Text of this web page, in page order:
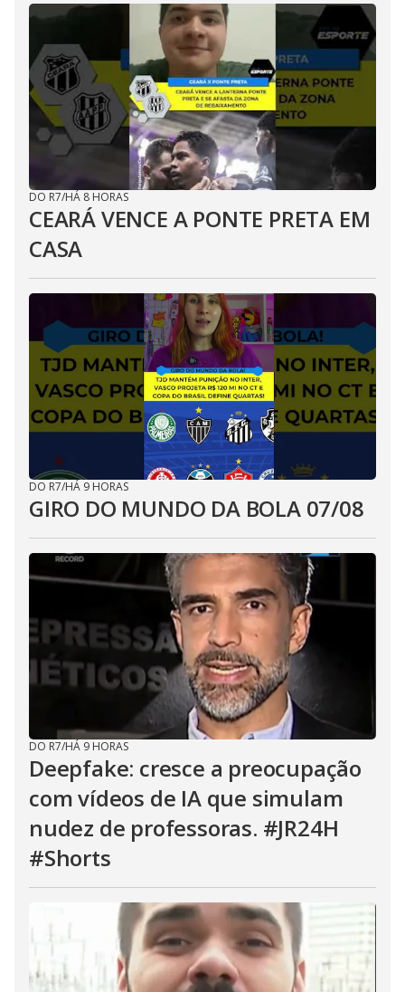
DO R7/HÁ 8 HORAS
CEARÁ VENCE A PONTE PRETA EM
CASA
DO R7/HÁ 9 HORAS
GIRO DO MUNDO DA BOLA 07/08
DO R7/HÁ 9 HORAS
Deepfake: cresce a preocupação
com vídeos de IA que simulam
nudez de professoras. #JR24H
#Shorts